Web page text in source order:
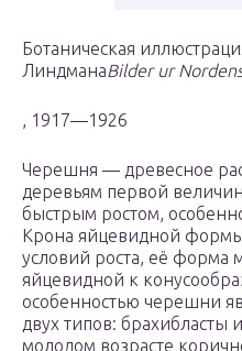
Ботаническая
ЛиндманаBilder ur
, 1917—1926
Черешня — древесное
деревьям первой
быстрым ростом,
Крона яйцевидной
условий роста, её форма
яйцевидной к
особенностью черешни
двух типов: брахибласты
молодом возрасте